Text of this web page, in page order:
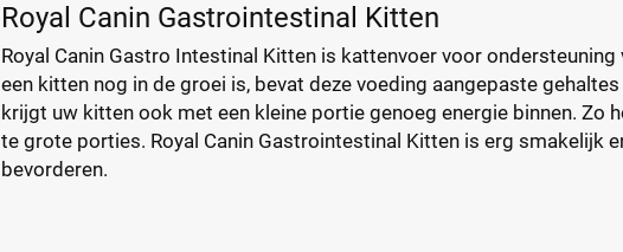
Royal Canin Gastrointestinal Kitten
Royal Canin Gastro Intestinal Kitten is kattenvoer voor
een kitten nog in de groei is, bevat deze voeding aangepaste
krijgt uw kitten ook met een kleine portie genoeg energie binnen. Zo
te grote porties. Royal Canin Gastrointestinal Kitten is erg smakelijk
bevorderen.